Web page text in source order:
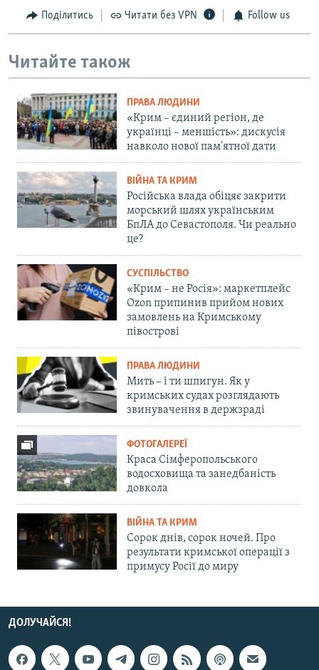
Поділитись Читати без VPN Follow us
Читайте також
ПРАВА ЛЮДИНИ
«Крим – єдиний регіон, де
українці – меншість»: дискусія
навколо нової пам'ятної дати
ВІЙНА ТА КРИМ
Російська влада обіцяє закрити
морський шлях українським
БпЛА до Севастополя. Чи реально
це?
СУСПІЛЬСТВО
«Крим – не Росія»: маркетплейс
Ozon припинив прийом нових
замовлень на Кримському
півострові
ПРАВА ЛЮДИНИ
Мить – і ти шпигун. Як у
кримських судах розглядають
звинувачення в держзраді
ФОТОГАЛЕРЕЇ
Краса Сімферопольського
водосховища та занедбаність
довкола
ВІЙНА ТА КРИМ
Сорок днів, сорок ночей. Про
результати кримської операції з
примусу Росії до миру
ДОЛУЧАЙСЯ!